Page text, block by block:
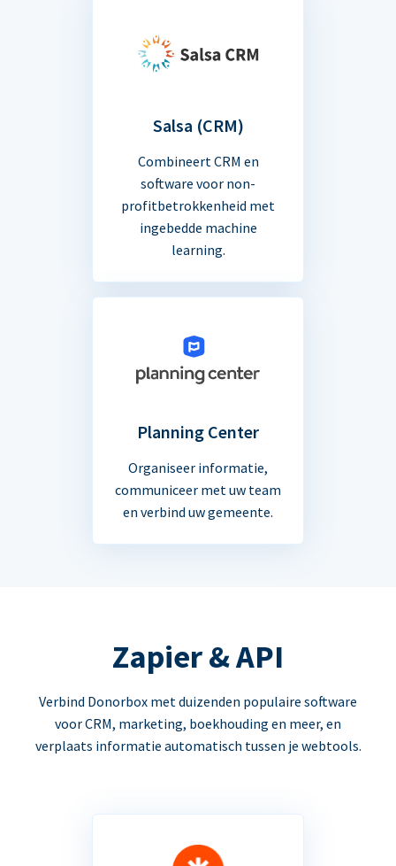
Salsa (CRM)
Combineert CRM en
software voor non-
profitbetrokkenheid met
ingebedde machine
learning.
Planning Center
Organiseer informatie,
communiceer met uw team
en verbind uw gemeente.
Zapier & API
Verbind Donorbox met duizenden populaire software
voor CRM, marketing, boekhouding en meer, en
verplaats informatie automatisch tussen je webtools.